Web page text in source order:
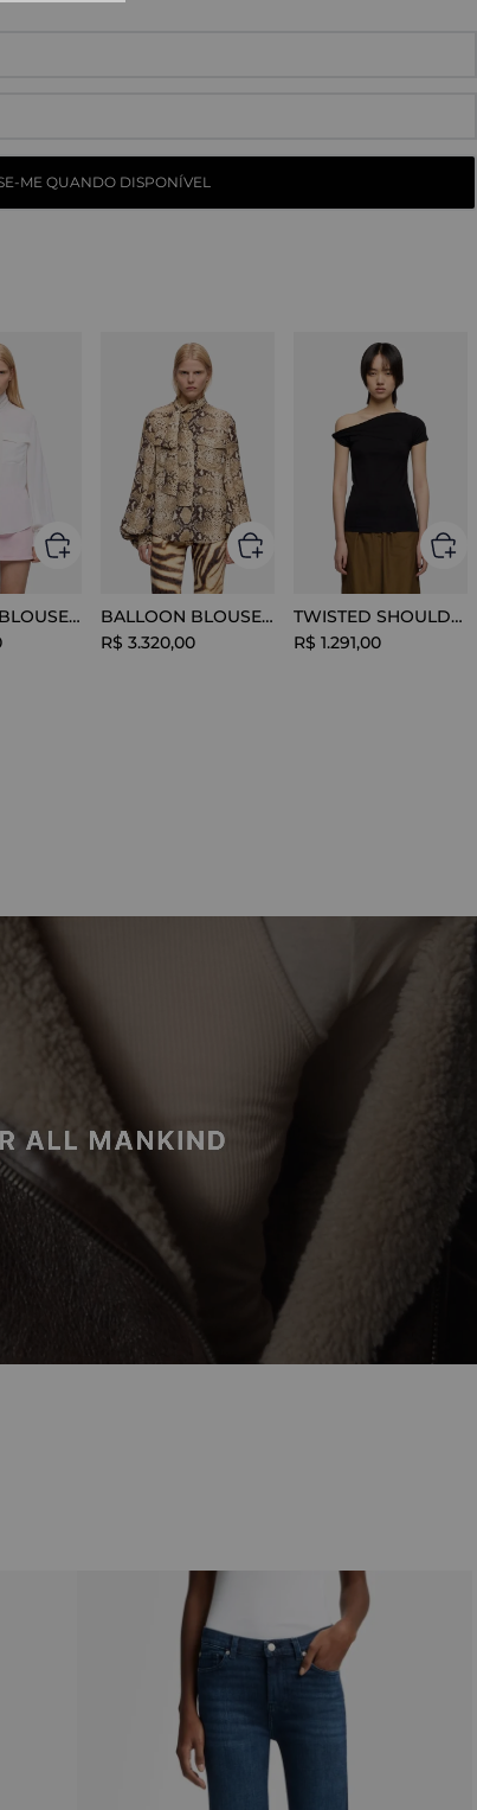
BALLOON BLOUSE SILK OPTICAL WHITE
BALLOON BLOUSE VISCOSE SNAKE
R$ 3.320,00
TWISTED SHOULDER TEE LYOCELL BLACK
R$ 1.291,00